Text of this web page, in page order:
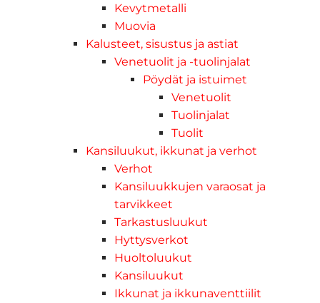
Kevytmetalli
Muovia
Kalusteet, sisustus ja astiat
Venetuolit ja -tuolinjalat
Pöydät ja istuimet
Venetuolit
Tuolinjalat
Tuolit
Kansiluukut, ikkunat ja verhot
Verhot
Kansiluukkujen varaosat ja
tarvikkeet
Tarkastusluukut
Hyttysverkot
Huoltoluukut
Kansiluukut
Ikkunat ja ikkunaventtiilit